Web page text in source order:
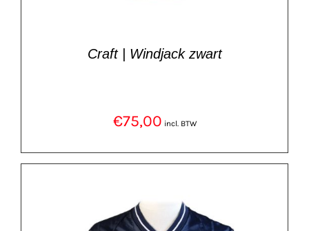
Craft | Windjack zwart
€75,00 incl. BTW